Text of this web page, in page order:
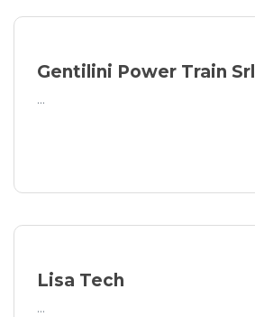
Gentilini Power Train Srl
...
Lisa Tech
...